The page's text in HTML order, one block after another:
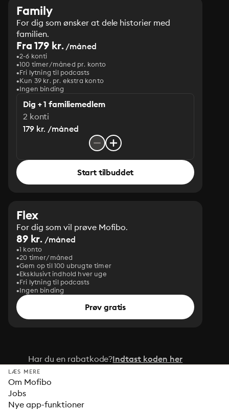
Family
For dig som ønsker at dele historier med
familien.
Fra 179 kr./måned
2-6 konti
100 timer/måned pr. konto
Fri lytning til podcasts
Kun 39 kr. pr. ekstra konto
Ingen binding
Dig + 1 familiemedlem
2 konti
179 kr. /måned
Start tilbuddet
Flex
For dig som vil prøve Mofibo.
89 kr. /måned
1 konto
20 timer/måned
Gem op til 100 ubrugte timer
Eksklusivt indhold hver uge
Fri lytning til podcasts
Ingen binding
Prøv gratis
Har du en rabatkode?Indtast koden her
LÆS MERE
Om Mofibo
Jobs
Nye app-funktioner